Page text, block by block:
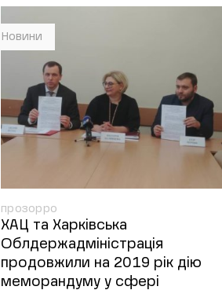
Новини
прозорро
ХАЦ та Харківська
Облдержадміністрація
продовжили на 2019 рік дію
меморандуму у сфері